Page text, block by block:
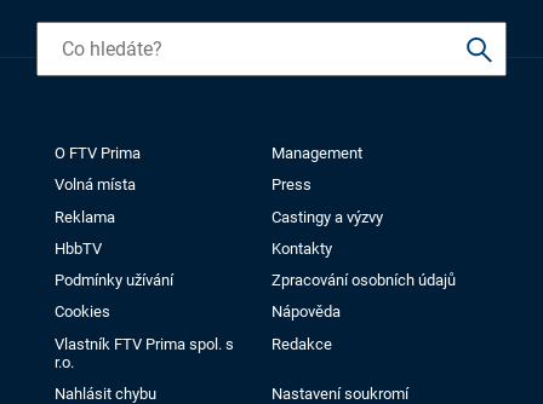
O FTV Prima
Management
Volná místa
Press
Reklama
Castingy a výzvy
HbbTV
Kontakty
Podmínky užívání
Zpracování osobních údajů
Cookies
Nápověda
Vlastník FTV Prima spol. s
r.o.
Redakce
Nahlásit chybu Nastavení soukromí